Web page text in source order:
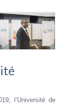
l’Université de